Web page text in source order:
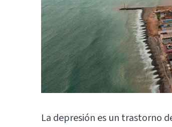
La depresión es un trastorno